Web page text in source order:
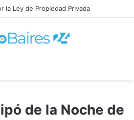
la Ley de Propiedad Privada
de la Noche de